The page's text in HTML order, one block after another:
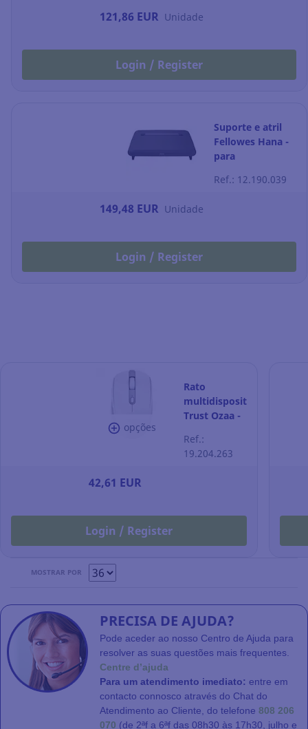
121,86 EUR Unidade
Login / Register
Suporte e atril
Fellowes Hana -
para
e A3 - preto
Ref.: 12.190.039
149,48 EUR Unidade
Login / Register
opções
Rato
multidispositivo
Trust Ozaa -
sem fios -
branco
Ref.:
19.204.263
42,61 EUR
Login / Register
MOSTRAR POR
PRECISA DE AJUDA?
Pode aceder ao nosso Centro de Ajuda para
resolver as suas questões mais frequentes.
Centre d’ajuda
Para um atendimento imediato: entre em
contacto connosco através do Chat do
Atendimento ao Cliente, do telefone 808 206
070 (de 2ªf a 6ªf das 08h30 às 17h30, julho e